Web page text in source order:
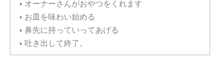
オーナーさんがおやつをくれます
お皿を味わい始める
鼻先に持っていってあげる
吐き出して終了。